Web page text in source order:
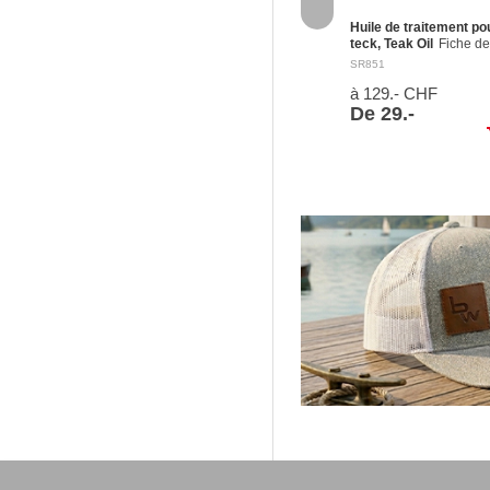
Huile de traitement
teck, Teak Oil Fiche de
données de sécurité
Danger H304 Peut être
mortel en cas
de pénétration dans les
SR851
à 129.- CHF
De 29.-